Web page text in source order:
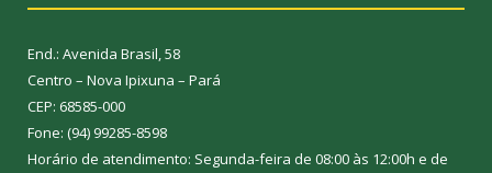
End.: Avenida Brasil, 58
Centro – Nova Ipixuna – Pará
CEP: 68585-000
Fone: (94) 99285-8598
Horário de atendimento: Segunda-feira de 08:00 às 12:00h e de